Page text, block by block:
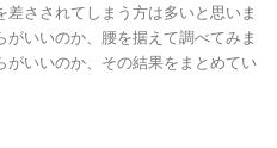
さされてしまう方は多いと思いま
いいのか、腰を据えて調べてみま
がいいのか、その結果をまとめてい